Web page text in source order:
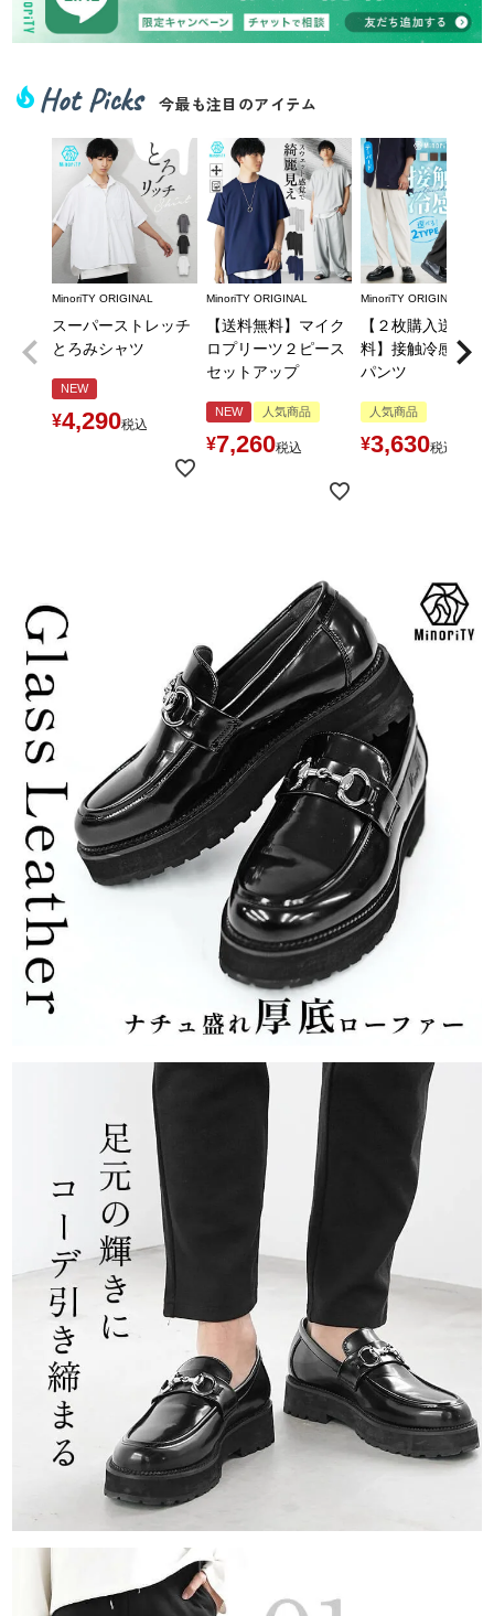
local_fire_department Hot Picks 今最も注目のアイテム
MinoriTY ORIGINAL
スーパーストレッチ
とろみシャツ
NEW
¥4,290税込
MinoriTY ORIGINAL
【送料無料】マイク
ロプリーツ２ピース
セットアップ
NEW 人気商品
¥7,260税込
MinoriTY ORIGINAL
【２枚購入送料無
料】接触冷感とろ
パンツ
人気商品
¥3,630税込